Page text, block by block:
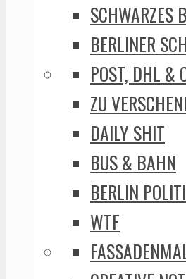
SCHWARZES
BERLINER
POST, DHL &
ZU
DAILY SHIT
BUS & BAHN
BERLIN
WTF